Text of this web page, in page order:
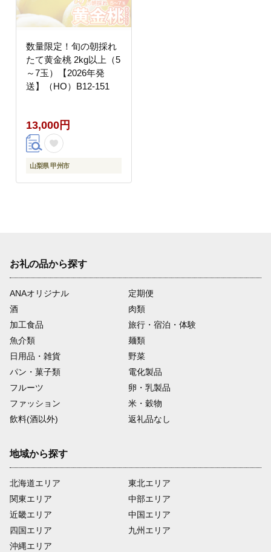
数量限定！旬の朝採れ
たて黄金桃 2kg以上（5
～7玉）【2026年発
送】（HO）B12-151
13,000円
山梨県 甲州市
お礼の品から探す
ANAオリジナル
定期便
酒
肉類
加工食品
旅行・宿泊・体験
魚介類
麺類
日用品・雑貨
野菜
パン・菓子類
電化製品
フルーツ
卵・乳製品
ファッション
米・穀物
飲料(酒以外)
返礼品なし
地域から探す
北海道エリア
関東エリア
近畿エリア
四国エリア
沖縄エリア
東北エリア
中部エリア
中国エリア
九州エリア